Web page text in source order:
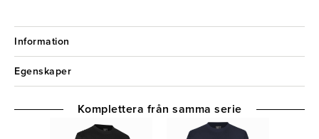
Information
Egenskaper
Komplettera från samma serie